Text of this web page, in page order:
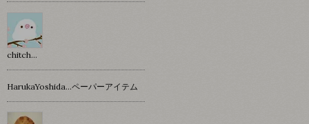
chitch…
HarukaYoshida…ペーパーアイテム